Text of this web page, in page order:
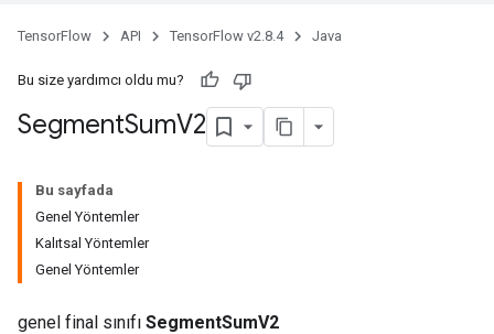
TensorFlow API TensorFlow v2.8.4 Java
Bu size yardımcı oldu mu?
SegmentSumV2
Bu sayfada
Genel Yöntemler
Kalıtsal Yöntemler
Genel Yöntemler
genel final sınıfı SegmentSumV2